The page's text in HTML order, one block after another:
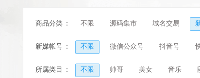
商品分类 ： 不限 源码集市 域名交易
新媒帐号 ： 不限 微信公众号 抖音号
所属类目 ： 不限 帅哥 美女 音乐